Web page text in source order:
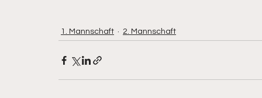
1. Mannschaft 2. Mannschaft